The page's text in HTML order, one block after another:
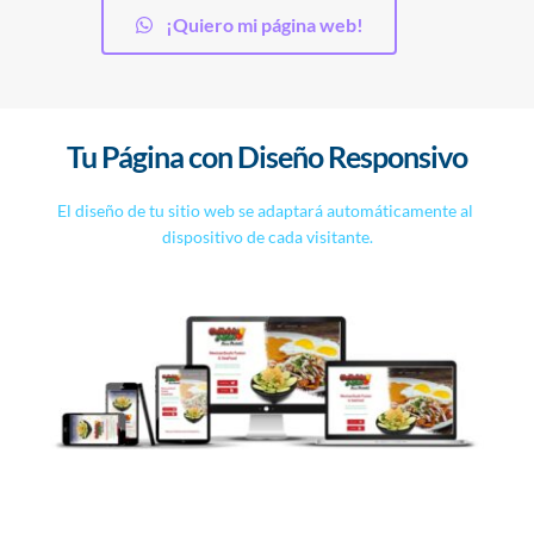
¡Quiero mi página web!
Tu Página con Diseño Responsivo
El diseño de tu sitio web se adaptará automáticamente al
dispositivo de cada visitante.